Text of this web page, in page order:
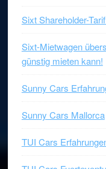
Sixt Shareholder-
Sixt-Mietwagen
günstig mieten kann!
Sunny Cars
Sunny Cars Mallorca
TUI Cars